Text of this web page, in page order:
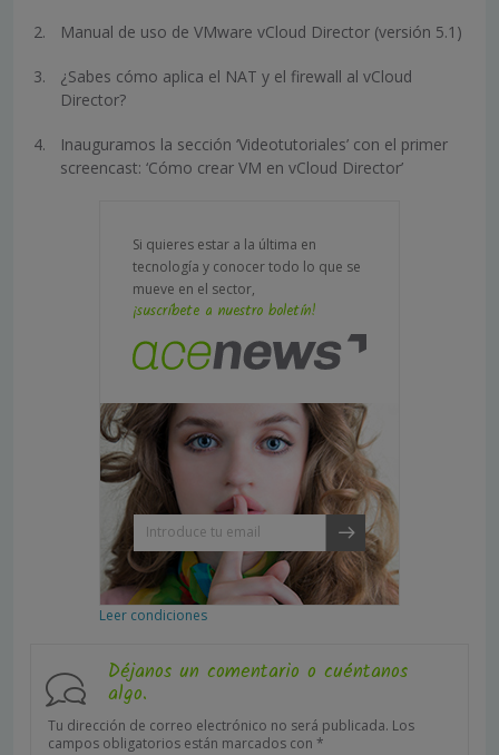
Manual de uso de VMware vCloud Director (versión 5.1)
¿Sabes cómo aplica el NAT y el firewall al vCloud
Director?
Inauguramos la sección ‘Videotutoriales’ con el primer
screencast: ‘Cómo crear VM en vCloud Director’
Si quieres estar a la última en
tecnología y conocer todo lo que se
mueve en el sector,
¡suscríbete a nuestro boletín!
Leer condiciones
Déjanos un comentario o cuéntanos
algo.
Tu dirección de correo electrónico no será publicada. Los
campos obligatorios están marcados con *